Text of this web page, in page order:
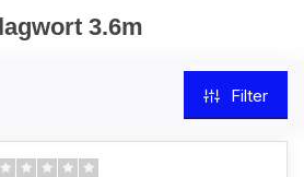
3.6m
Filter